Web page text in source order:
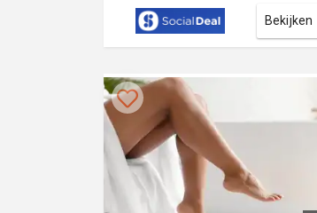
prachtige natuur
Bekijken